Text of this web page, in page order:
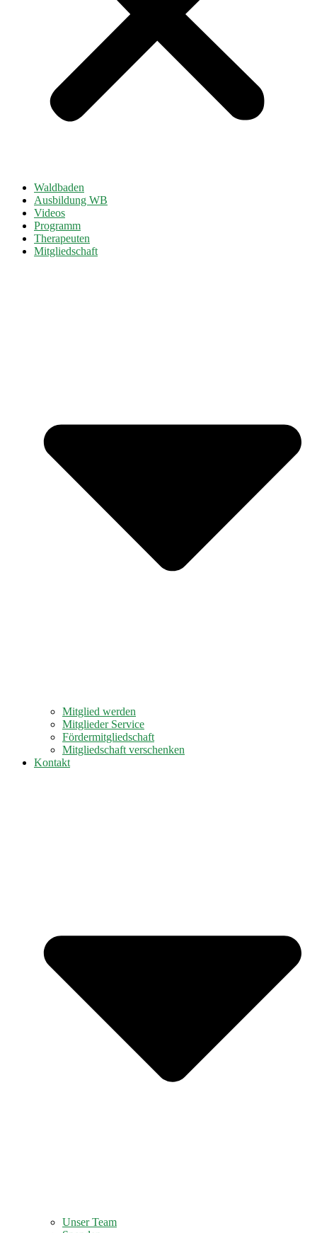
Waldbaden
Ausbildung WB
Videos
Programm
Therapeuten
Mitgliedschaft
Mitglied werden
Mitglieder Service
Fördermitgliedschaft
Mitgliedschaft verschenken
Kontakt
Unser Team